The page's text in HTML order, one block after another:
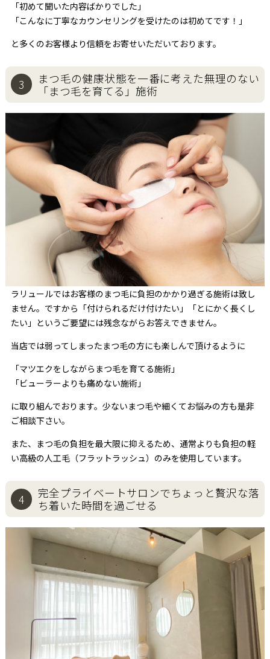
「初めて聞いた内容ばかりでした」
「こんなに丁寧なカウンセリングを受けたのは初めてです！」
と多くのお客様より信頼をお寄せいただいております。
3 まつ毛の健康状態を一番に考えた無理のない
「まつ毛を育てる」施術
ラリュールではお客様のまつ毛に負担のかかり過ぎる施術は致し
ません。ですから「付けられるだけ付けたい」「とにかく長くし
たい」というご要望には残念ながらお答えできません。
当店では弱ってしまったまつ毛の方にも楽しんで頂けるように
「マツエクをしながらまつ毛を育てる施術」
「ビューラーよりも痛めない施術」
に取り組んでおります。少ないまつ毛や細くてお悩みの方も是非
ご相談下さい。
また、まつ毛の負担を最大限に抑えるため、通常よりも負担の軽
い高級の人工毛（フラットラッシュ）のみを使用しています。
4 完全プライベートサロンでちょっと贅沢な落
ち着いた時間を過ごせる